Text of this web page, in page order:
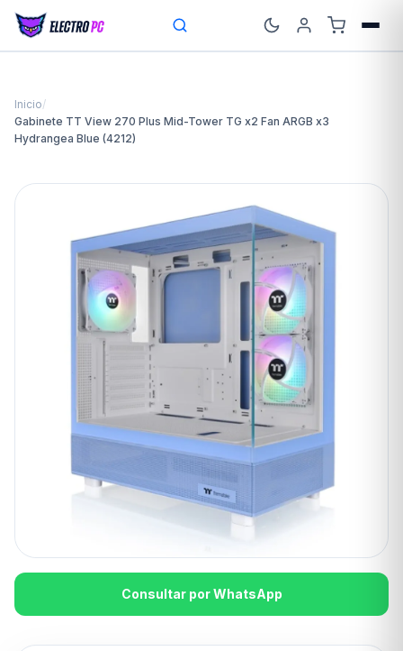
Inicio/
Gabinete TT View 270 Plus Mid-Tower TG x2 Fan ARGB x3
Hydrangea Blue (4212)
Consultar por WhatsApp